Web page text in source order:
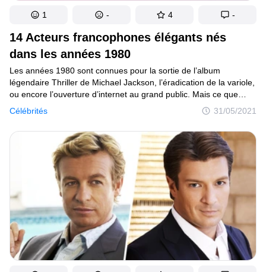
14 Acteurs francophones élégants nés
dans les années 1980
Célébrités 31/05/2021
Les années 1980 sont connues pour la sortie de l’album
légendaire Thriller de Michael Jackson, l’éradication de la variole,
ou encore l’ouverture d’internet au grand public. Mais ce que
nous voulons aujourd’hui célébrer avec toi, c’est plutôt
la naissance de 14 talentueux acteurs nés au cours de cette
période et qui sont plutôt beaux gosses.
1 - 4 -